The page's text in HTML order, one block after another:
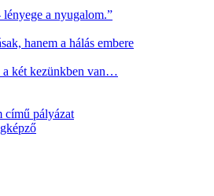
a nyugalom.”
hanem a hálás embere
a két kezünkben van…
című pályázat